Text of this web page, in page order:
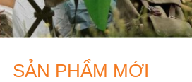
SẢN PHẨM MỚI